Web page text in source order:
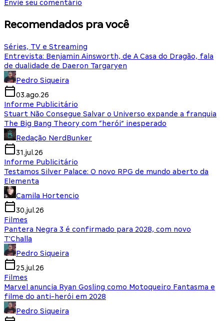
Envie seu comentário
Recomendados pra você
Séries, TV e Streaming
Entrevista: Benjamin Ainsworth, de A Casa do Dragão, fala
de dualidade de Daeron Targaryen
Pedro Siqueira
03.ago.26
Informe Publicitário
Stuart Não Consegue Salvar o Universo expande a franquia
The Big Bang Theory com “herói” inesperado
Redação NerdBunker
31.jul.26
Informe Publicitário
Testamos Silver Palace: O novo RPG de mundo aberto da
Elementa
Camila Hortencio
30.jul.26
Filmes
Pantera Negra 3 é confirmado para 2028, com novo
T'Challa
Pedro Siqueira
25.jul.26
Filmes
Marvel anuncia Ryan Gosling como Motoqueiro Fantasma e
filme do anti-herói em 2028
Pedro Siqueira